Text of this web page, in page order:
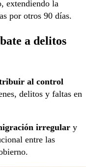
extendiendo la
por otros 90 días.
a delitos
al control
delitos y faltas en
irregular y
entre las